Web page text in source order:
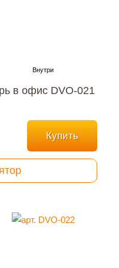
в офис DVO-021
Купить